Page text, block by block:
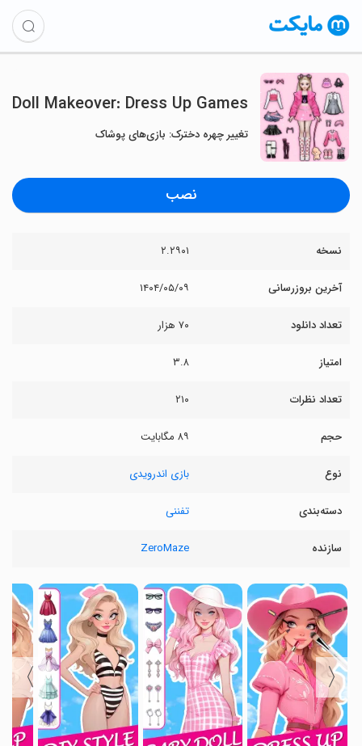
Doll Makeover: Dress Up Games
تغییر چهره دخترک: بازی‌های پوشاک
نصب
نسخه ۲.۲۹۰۱
آخرین بروزرسانی ۱۴۰۴/۰۵/۰۹
تعداد دانلود ۷۰ هزار
امتیاز ۳.۸
تعداد نظرات ۲۱۰
حجم ۸۹ مگابایت
نوع بازی اندرویدی
دسته‌بندی تفننی
سازنده ZeroMaze
〈
〉